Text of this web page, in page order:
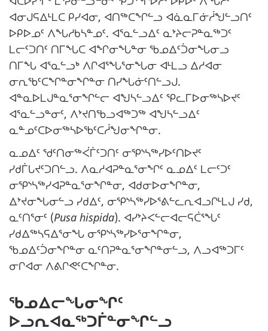
ᐊᓂᒍᕋᐃᒻᒪᑕ ᑭᓯᐊᓂ, ᐊᑎᖅᑕᖏᓪᓗ ᐊᓈᓇᒥᓃᓲᖑᓪᓗᑎᑦ
ᐅᑭᐅᓄᑦ ᐱᖓᓱᑲᓴᓐᓄᑦ. ᐊᕐᓇᓪᓗᐃᑦ ᓇᔾᔨᓕᕈᓐᓇᖅᑐᑦ
ᒪᓕᑦᑐᑎᑦ ᑎᒥᖓᑕ ᐊᖏᓂᖓᓐᓂ ᖃᓄᐃᑦᑑᓂᖓᓂᓗ
ᑎᒥᖓ ᐊᕐᓇᓪᓗᒃ ᐱᒋᐊᕐᖓᕐᓂᖓᓂ ᐊᒻᒪᓗ ᐃᓱᐊᓂ
ᓂᕆᖃᑦᑕᖏᓐᓂᖏᓐᓂ ᑎᓯᖓᓃᑦᑎᓪᓗᒍ.
ᐊᓐᓇᐅᒪᒍᓐᓇᕐᓂᖏᓪᓕ ᐊᖑᓴᓪᓗᐃᑦ ᕿᓚᒥᐅᓂᖅᓴᐅᔪᑦ
ᐊᕐᓇᓪᓗᓐᓂᑦ, ᐱᔾᔪᑎᖃᓗᐊᖅᑐᖅ ᐊᖑᓴᓪᓗᐃᑦ
ᓇᓐᓄᑦᑕᐅᓂᖅᓴᐅᖃᑦᑕᓲᖑᓂᖏᓐᓂ.
ᓇᓄᐃᑦ ᖁᑦᑎᓂᖅᐹᒦᑦᑐᑎᑦ ᓂᕿᔅᓴᖅᓯᐅᑦᑎᐅᔪᑦ
ᓯᑯᒦᒐᔪᑦᑐᑎᓪᓗ. ᐱᓇᓱᐊᕈᓐᓇᕐᓂᖏᑦ ᓇᓄᐃᑦ ᒪᓕᑦᑐᑦ
ᓂᕿᔅᓴᖅᓯᐊᕈᓐᓇᕐᓂᖏᓐᓂ, ᐊᑯᓂᐅᓂᖏᓐᓂ,
ᐃᔾᔪᓂᖓᓂᓪᓗ ᓯᑯᐃᑦ, ᓂᕿᔅᓴᖅᓯᐅᕐᕕᓪᓚᕆᐊᓗᒋᒻᒪᒍ ᓯᑯ,
ᓇᑦᑎᕐᓂᑦ (Pusa hispida). ᐊᓯᔾᔨᐸᓪᓕᐊᓕᕋᑖᕐᖓᑦ
ᓯᑯᐃᖅᓴᕋᐃᕐᓂᖓ ᓂᕿᔅᓴᖅᓯᐅᕐᓂᖏᓐᓂ,
ᖃᓄᐃᑦᑑᓂᖏᓐᓂ ᓇᑦᑎᕈᓐᓇᕐᓂᖏᓐᓂᓪᓗ, ᐱᓗᐊᖅᑐᒥᑦ
ᓂᒋᐊᓂ ᐱᕕᒋᕙᑦᑕᖏᓐᓂ.
ᖃᓄᐃᓕᖓᓂᖏᑦ
ᐅᓗᕆᐊᓇᖅᑐᒦᓐᓂᖏᓪᓗ